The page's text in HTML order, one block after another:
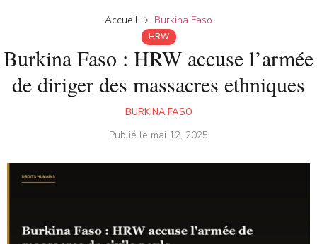
Accueil Burkina Faso
HRW
Burkina Faso : HRW accuse l’armée
de diriger des massacres ethniques
BURKINA FASO
Publié le mai 12, 2025